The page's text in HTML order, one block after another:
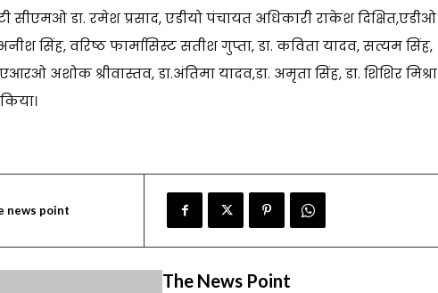
सीएमओ डा. रमेश प्रसाद, एडीयो पंचायत अधिकारी राकेश दिक्षित,एडीओ
सिंह, वरिष्ठ फार्मासिस्ट सतीश गुप्ता, डा. कविता यादव, सत्यम सिंह,
अशोक श्रीवास्तव, डा.अंतिमा यादव,डा. अमृता सिंह, डा. शिशिर मिश्रा
news point
The News Point